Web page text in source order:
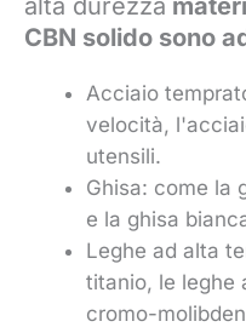
CBN solido sono
Acciaio
velocità,
utensili.
Ghisa: come la
e la ghisa
Leghe ad alta
titanio, le leghe
cromo-